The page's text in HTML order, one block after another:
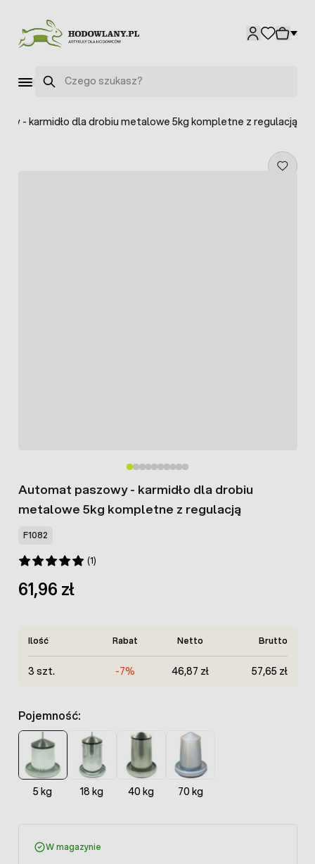
Szukaj
- karmidło dla drobiu metalowe 5kg kompletne z regulacją
Automat paszowy - karmidło dla drobiu
metalowe 5kg kompletne z regulacją
F1082
(1)
61,96 zł
Pojemność:
5 kg 18 kg 40 kg 70 kg
Ilość Rabat Netto Brutto
3 szt. -7% 46,87 zł 57,65 zł
W magazynie